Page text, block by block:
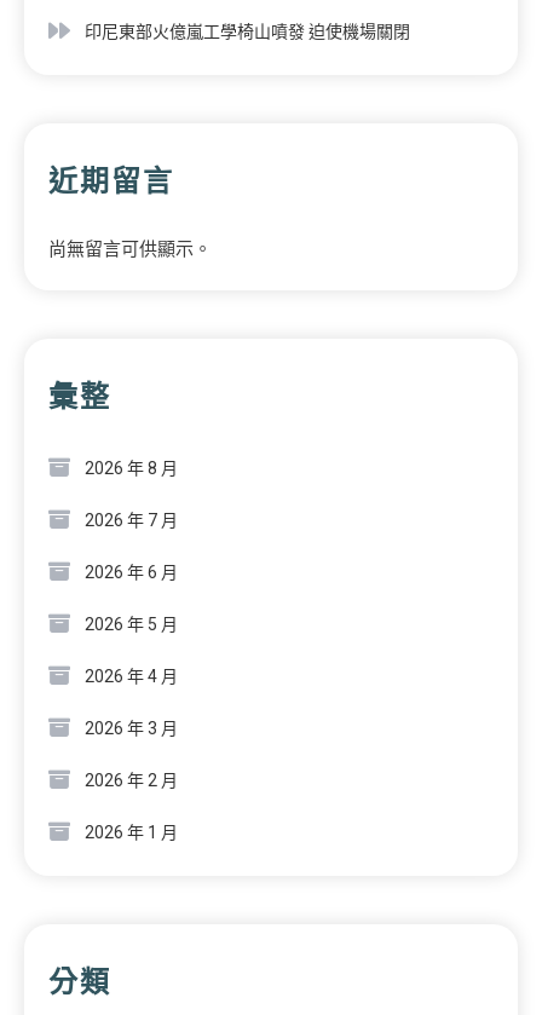
印尼東部火億嵐工學椅山噴發 迫使機場關閉
近期留言
尚無留言可供顯示。
彙整
2026 年 8 月
2026 年 7 月
2026 年 6 月
2026 年 5 月
2026 年 4 月
2026 年 3 月
2026 年 2 月
2026 年 1 月
分類